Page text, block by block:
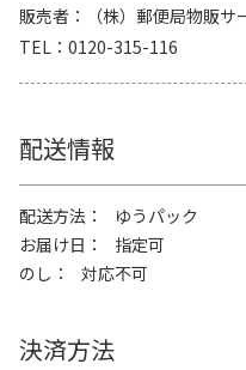
販売者
（株）郵便局物販
TEL
0120-315-116
配送情報
配送方法
ゆうパック
お届け日
指定可
のし
対応不可
決済方法